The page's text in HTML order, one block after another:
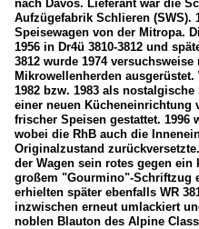
nach Davos. Lieferant war die
Aufzügefabrik Schlieren (SWS).
Speisewagen von der Mitropa.
1956 in Dr4ü 3810-3812 und
3812 wurde 1974
Mikrowellenherden ausgerüstet.
1982 bzw. 1983 als
einer neuen Kücheneinrichtung
frischer Speisen gestattet. 1996
wobei die RhB auch die
Originalzustand
der Wagen sein rotes gegen
großem "Gourmino"-Schriftzug
erhielten später ebenfalls WR
inzwischen erneut umlackiert
noblen Blauton des Alpine